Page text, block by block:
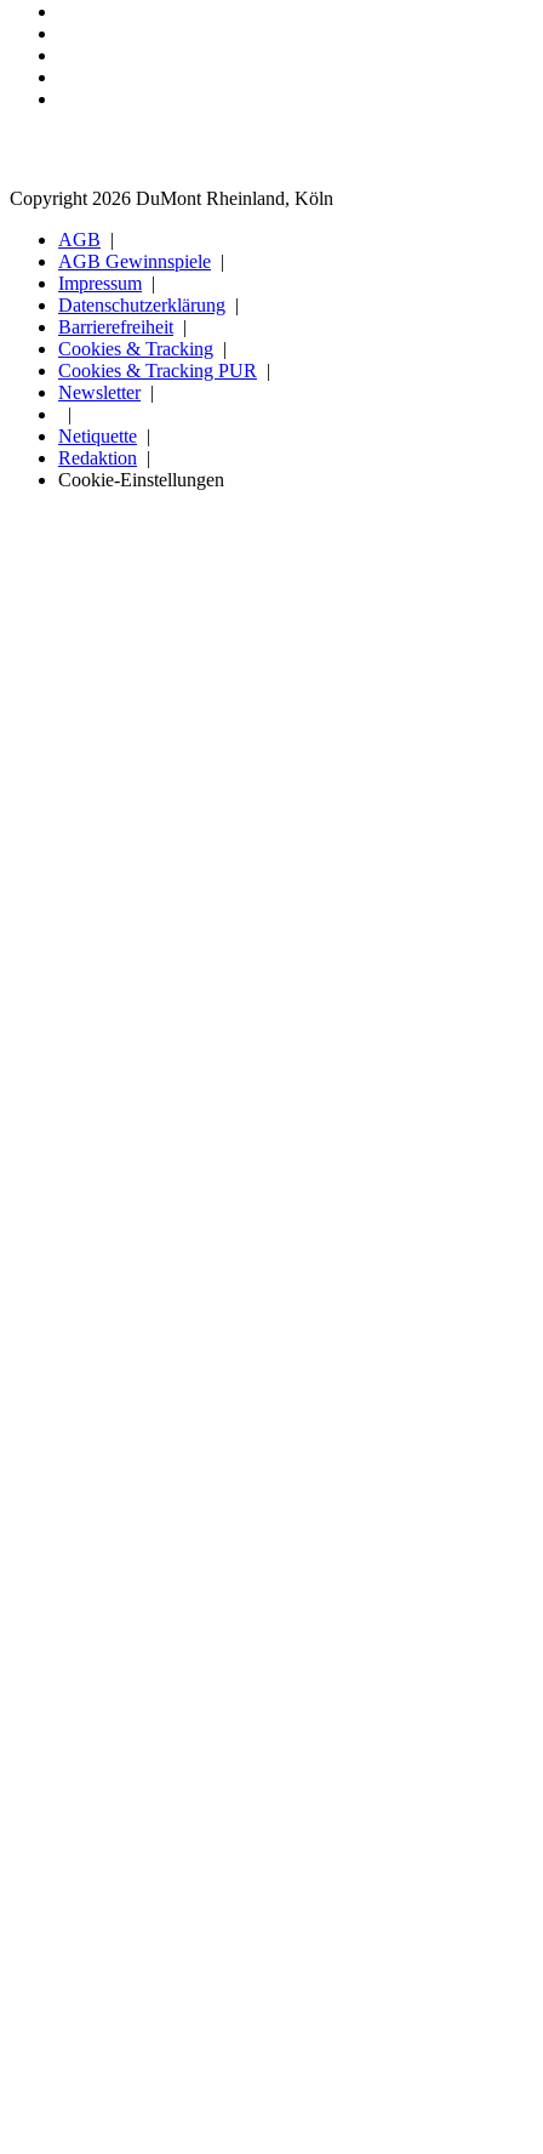
Copyright 2026 DuMont Rheinland, Köln
AGB
AGB Gewinnspiele
Impressum
Datenschutzerklärung
Barrierefreiheit
Cookies & Tracking
Cookies & Tracking PUR
Newsletter
Netiquette
Redaktion
Cookie-Einstellungen